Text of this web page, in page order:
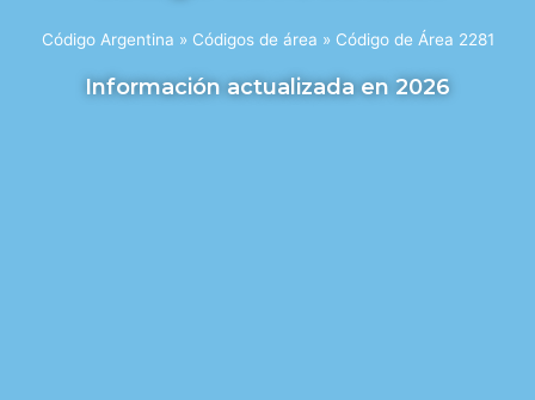
Código Argentina » Códigos de área » Código de Área 2281
Información actualizada en 2026